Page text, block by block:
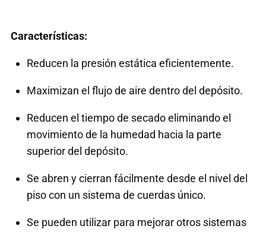
Características:
Reducen la presión estática eficientemente.
Maximizan el flujo de aire dentro del depósito.
Reducen el tiempo de secado eliminando el
movimiento de la humedad hacia la parte
superior del depósito.
Se abren y cierran fácilmente desde el nivel del
piso con un sistema de cuerdas único.
Se pueden utilizar para mejorar otros sistemas